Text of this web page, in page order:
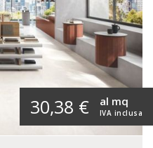
30,38 € IVA inclusa
al mq